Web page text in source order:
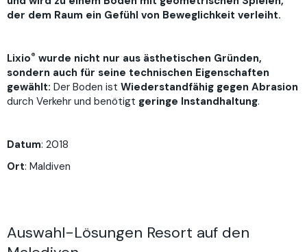
der dem Raum ein Gefühl von Beweglichkeit verleiht.
Lixio® wurde nicht nur aus ästhetischen Gründen,
sondern auch für seine technischen Eigenschaften
gewählt: Der Boden ist Wiederstandfähig gegen Abrasion
durch Verkehr und benötigt geringe Instandhaltung.
Datum: 2018
Ort: Maldiven
Auswahl-Lösungen Resort auf den